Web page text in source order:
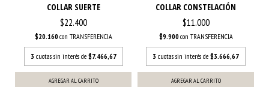
COLLAR SUERTE
$22.400
$20.160con TRANSFERENCIA
3 cuotas sin interés de $7.466,67
COLLAR CONSTELACIÓN
$11.000
$9.900con TRANSFERENCIA
3 cuotas sin interés de $3.666,67